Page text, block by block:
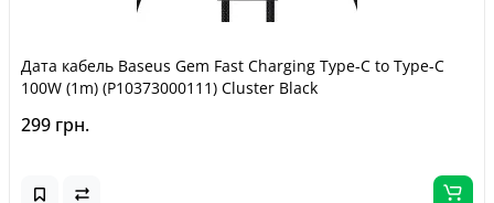
Дата кабель Baseus Gem Fast Charging Type-C to Type-C
100W (1m) (P10373000111) Cluster Black
299 грн.